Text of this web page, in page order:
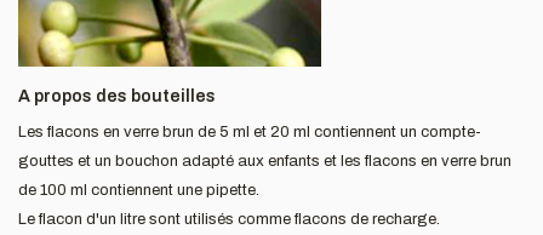
A propos des bouteilles
Les flacons en verre brun de 5 ml et 20 ml contiennent un compte-
gouttes et un bouchon adapté aux enfants et les flacons en verre brun
de 100 ml contiennent une pipette.
Le flacon d'un litre sont utilisés comme flacons de recharge.